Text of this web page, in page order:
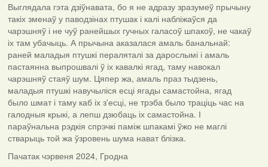
Выглядала гэта дзіўнавата, бо я не адразу зразумеў прычыну
такіх зменаў у паводзінах птушак і калі набліжаўся да
чарэшняў і не чуў ранейшых гучных галасоў шпакоў, не чакаў
іх там убачыць. А прычына аказалася амаль банальнай:
раней маладыя птушкі пераляталі за дарослымі і амаль
пастаянна выпрошвалі ў іх кавалкі ягад, таму навокал
чарэшняў стаяў шум. Цяпер жа, амаль праз тыдзень,
маладыя птушкі навучыліся есці ягады самастойна, ягад
было шмат і таму каб іх з'есці, не трэба было траціць час на
галодныя крыкі, а лепш дзюбаць іх самастойна. І
параўнальна рэдкія спрэчкі паміж шпакамі ўжо не маглі
стварыць той жа ўзровень шума нават блізка.
Пачатак чэрвеня 2024, Гродна